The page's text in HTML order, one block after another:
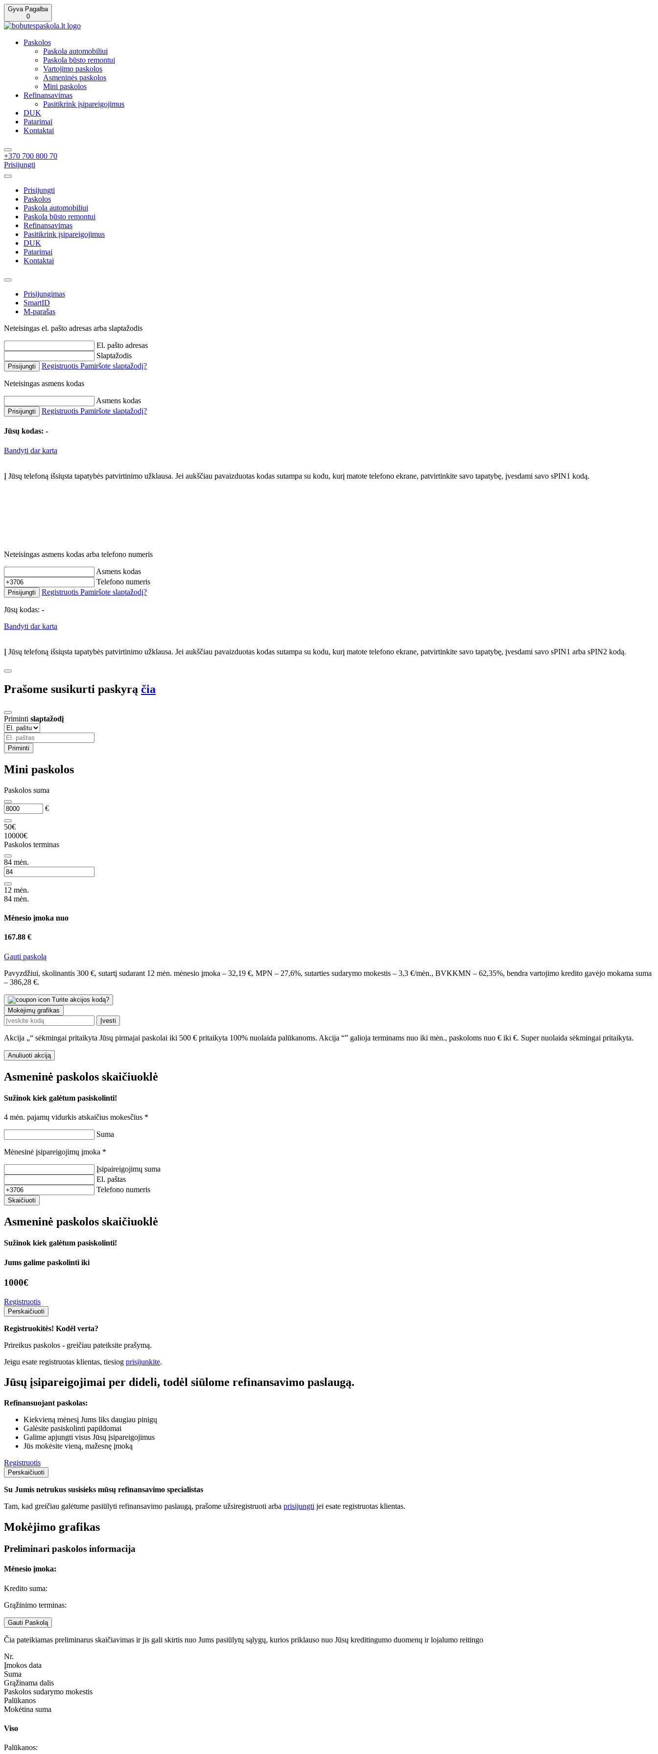
Gyva Pagalba
0
Paskolos
Paskola automobiliui
Paskola būsto remontui
Vartojimo paskolos
Asmeninės paskolos
Mini paskolos
Refinansavimas
Pasitikrink įsipareigojimus
DUK
Patarimai
Kontaktai
+370 700 800 70
Prisijungti
Prisijungti
Paskolos
Paskola automobiliui
Paskola būsto remontui
Refinansavimas
Pasitikrink įsipareigojimus
DUK
Patarimai
Kontaktai
Prisijungimas
SmartID
M-parašas
Neteisingas el. pašto adresas arba slaptažodis
El. pašto adresas
Slaptažodis
Prisijungti Registruotis Pamiršote slaptažodį?
Neteisingas asmens kodas
Asmens kodas
Prisijungti Registruotis Pamiršote slaptažodį?
Jūsų kodas: -
Bandyti dar karta
Į Jūsų telefoną išsiųsta tapatybės patvirtinimo užklausa. Jei aukščiau pavaizduotas kodas sutampa su kodu, kurį matote telefono ekrane, patvirtinkite savo tapatybę, įvesdami savo sPIN1 kodą.
Neteisingas asmens kodas arba telefono numeris
Asmens kodas
Telefono numeris
Prisijungti Registruotis Pamiršote slaptažodį?
Jūsų kodas: -
Bandyti dar karta
Į Jūsų telefoną išsiųsta tapatybės patvirtinimo užklausa. Jei aukščiau pavaizduotas kodas sutampa su kodu, kurį matote telefono ekrane, patvirtinkite savo tapatybę, įvesdami savo sPIN1 arba sPIN2 kodą.
Prašome susikurti paskyrą čia
Priminti slaptažodį
Priminti
Mini paskolos
Paskolos suma
€
50€
10000€
Paskolos terminas
84 mėn.
12 mėn.
84 mėn.
Mėnesio įmoka nuo
167.88 €
Gauti paskolą
Pavyzdžiui, skolinantis 300 €, sutartį sudarant 12 mėn. mėnesio įmoka – 32,19 €, MPN – 27,6%, sutarties sudarymo mokestis – 3,3 €/mėn., BVKKMN – 62,35%, bendra vartojimo kredito gavėjo mokama suma
– 386,28 €.
Turite akcijos kodą?
Mokėjimų grafikas
Įvesti
Akcija „“ sėkmingai pritaikyta Jūsų pirmajai paskolai iki 500 € pritaikyta 100% nuolaida palūkanoms. Akcija “” galioja terminams nuo iki mėn., paskoloms nuo € iki €. Super nuolaida sėkmingai pritaikyta.
Anuliuoti akciją
Asmeninė paskolos skaičiuoklė
Sužinok kiek galėtum pasiskolinti!
4 mėn. pajamų vidurkis atskaičius mokesčius *
Suma
Mėnesinė įsipareigojimų įmoka *
Įsipaireigojimų suma
El. paštas
Telefono numeris
Skaičiuoti
Asmeninė paskolos skaičiuoklė
Sužinok kiek galėtum pasiskolinti!
Jums galime paskolinti iki
1000€
Registruotis
Perskaičiuoti
Registruokitės! Kodėl verta?
Prireikus paskolos - greičiau pateiksite prašymą.
Jeigu esate registruotas klientas, tiesiog prisijunkite.
Jūsų įsipareigojimai per dideli, todėl siūlome refinansavimo paslaugą.
Refinansuojant paskolas:
Kiekvieną mėnesį Jums liks daugiau pinigų
Galėsite pasiskolinti papildomai
Galime apjungti visus Jūsų įsipareigojimus
Jūs mokėsite vieną, mažesnę įmoką
Registruotis
Perskaičiuoti
Su Jumis netrukus susisieks mūsų refinansavimo specialistas
Tam, kad greičiau galėtume pasiūlyti refinansavimo paslaugą, prašome užsiregistruoti arba prisijungti jei esate registruotas klientas.
Mokėjimo grafikas
Preliminari paskolos informacija
Mėnesio įmoka:
Kredito suma:
Grąžinimo terminas:
Gauti Paskolą
Čia pateikiamas preliminarus skaičiavimas ir jis gali skirtis nuo Jums pasiūlytų sąlygų, kurios priklauso nuo Jūsų kreditingumo duomenų ir lojalumo reitingo
Nr.
Įmokos data
Suma
Grąžinama dalis
Paskolos sudarymo mokestis
Palūkanos
Mokėtina suma
Viso
Palūkanos: